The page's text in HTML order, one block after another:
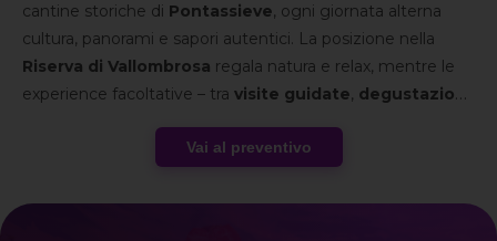
cantine storiche di Pontassieve, ogni giornata alterna
cultura, panorami e sapori autentici. La posizione nella
Riserva di Vallombrosa regala natura e relax, mentre le
experience facoltative – tra visite guidate, degustazioni
equilibrata tra scoperta, convivialità e tempo di qualità
Vai al preventivo